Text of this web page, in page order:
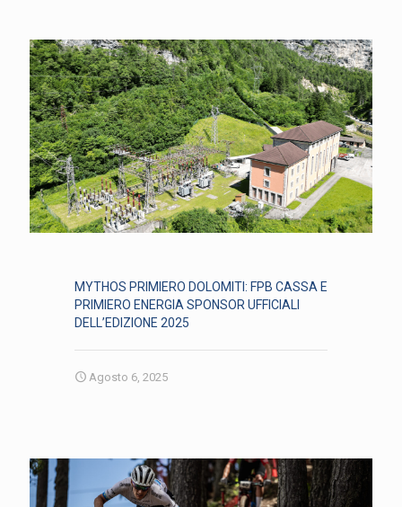
MYTHOS PRIMIERO DOLOMITI: FPB CASSA E
PRIMIERO ENERGIA SPONSOR UFFICIALI
DELL’EDIZIONE 2025
Agosto 6, 2025